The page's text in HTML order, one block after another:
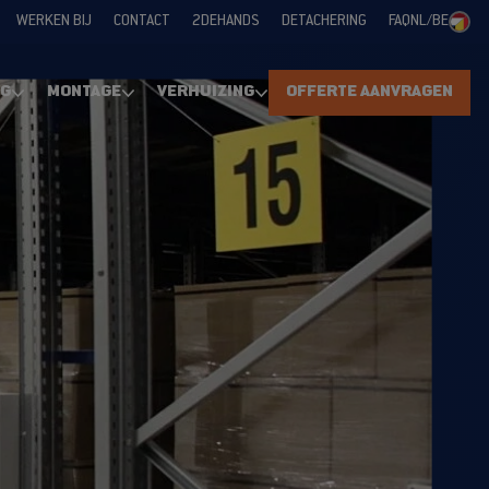
WERKEN BIJ CONTACT 2DEHANDS DETACHERING FAQNL/BE
MONTAGE VERHUIZING OFFERTE AANVRAGEN